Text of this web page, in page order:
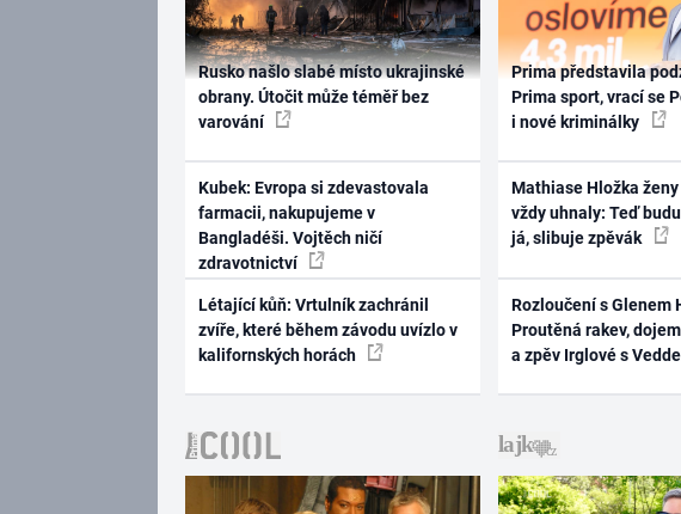
Rusko našlo slabé místo ukrajinské
obrany. Útočit může téměř bez
varování
Kubek: Evropa si zdevastovala
farmacii, nakupujeme v
Bangladéši. Vojtěch ničí
zdravotnictví
Létající kůň: Vrtulník zachránil
zvíře, které během závodu uvízlo v
kalifornských horách
Prima představila
Prima sport, vrací se
i nové kriminálky
Mathiase Hložka
vždy uhnaly: Teď
já, slibuje zpěvák
Rozloučení s Glenem
Proutěná rakev,
a zpěv Irglové s